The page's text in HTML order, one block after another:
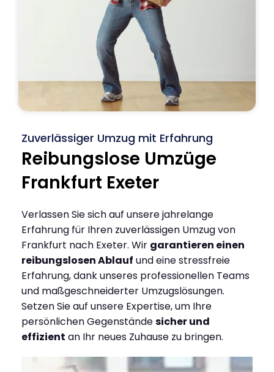
Zuverlässiger Umzug mit Erfahrung
Reibungslose Umzüge
Frankfurt Exeter
Verlassen Sie sich auf unsere jahrelange
Erfahrung für Ihren zuverlässigen Umzug von
Frankfurt nach Exeter. Wir garantieren einen
reibungslosen Ablauf und eine stressfreie
Erfahrung, dank unseres professionellen Teams
und maßgeschneiderter Umzugslösungen.
Setzen Sie auf unsere Expertise, um Ihre
persönlichen Gegenständesicher und
effizient an Ihr neues Zuhause zu bringen.